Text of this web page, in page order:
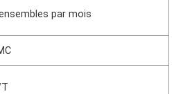
par mois